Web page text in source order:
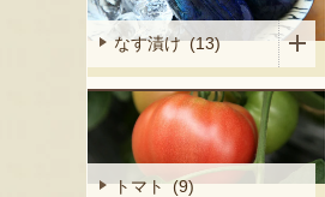
なす漬け (13)
トマト (9)
販売当初から変わらないレシ
ピで作る「アラモードアイ
ス」と、素材を活かした「イ
タリアンジェラート」のセッ
ト。独自の口どけと、濃密で
ありながらさっぱりとした後
味をお楽しみください！